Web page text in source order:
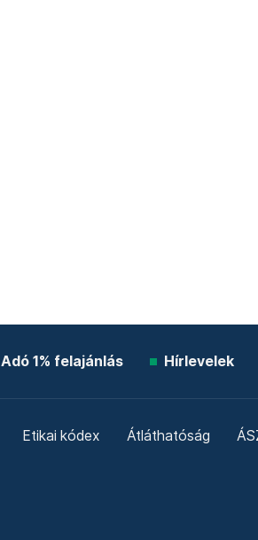
Adó 1% felajánlás Hírlevelek
Etikai kódex Átláthatóság